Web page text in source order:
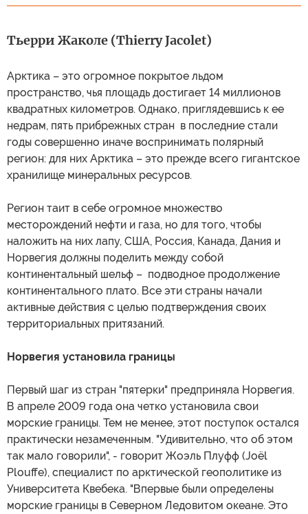
Тьерри Жаколе (Thierry Jacolet)
Арктика – это огромное покрытое льдом
пространство, чья площадь достигает 14 миллионов
квадратных километров. Однако, приглядевшись к ее
недрам, пять прибрежных стран в последние стали
годы совершенно иначе воспринимать полярный
регион: для них Арктика – это прежде всего гигантское
хранилище минеральных ресурсов.
Регион таит в себе огромное множество
месторождений нефти и газа, но для того, чтобы
наложить на них лапу, США, Россия, Канада, Дания и
Норвегия должны поделить между собой
континентальный шельф – подводное продолжение
континентального плато. Все эти страны начали
активные действия с целью подтверждения своих
территориальных притязаний.
Норвегия установила границы
Первый шаг из стран "пятерки" предприняла Норвегия.
В апреле 2009 года она четко установила свои
морские границы. Тем не менее, этот поступок остался
практически незамеченным. "Удивительно, что об этом
так мало говорили", - говорит Жоэль Плуфф (Joël
Plouffe), специалист по арктической геополитике из
Университета Квебека. "Впервые были определены
морские границы в Северном Ледовитом океане. Это